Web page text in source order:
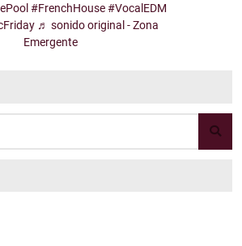
#FrenchHouse #VocalEDM
♬ sonido original - Zona
Emergente